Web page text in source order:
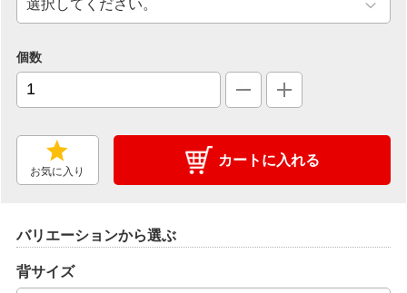
個数
お気に入り
カートに入れる
バリエーションから選ぶ
背サイズ